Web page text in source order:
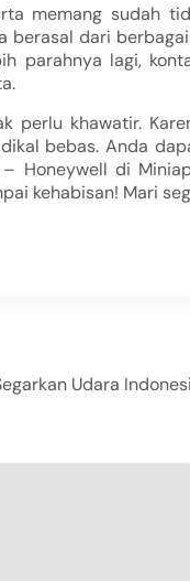
memang sudah
berasal dari
parahnya lagi,
perlu khawatir.
bebas. Anda
Honeywell di
kehabisan! Mari
Udara